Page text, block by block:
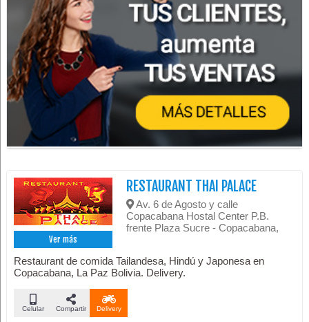
Ver más
RESTAURANT THAI PALACE
Av. 6 de Agosto y calle
Copacabana Hostal Center P.B.
frente Plaza Sucre - Copacabana,
Restaurant de comida Tailandesa, Hindú y Japonesa en
Copacabana, La Paz Bolivia. Delivery.
Celular Compartir Delivery